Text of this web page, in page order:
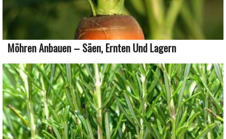
Möhren Anbauen – Säen, Ernten Und Lagern